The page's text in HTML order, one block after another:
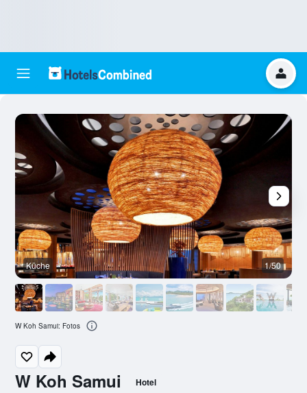
W Koh Samui Hotel
Küche 1/50
W Koh Samui: Fotos